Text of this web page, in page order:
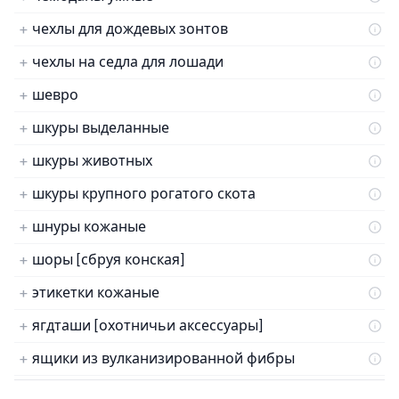
чехлы для дождевых зонтов
чехлы на седла для лошади
шевро
шкуры выделанные
шкуры животных
шкуры крупного рогатого скота
шнуры кожаные
шоры [сбруя конская]
этикетки кожаные
ягдташи [охотничьи аксессуары]
ящики из вулканизированной фибры